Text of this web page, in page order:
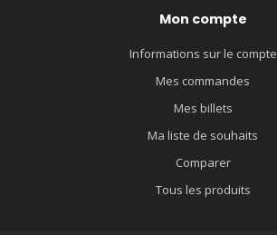
Mon compte
Informations sur le compte
Mes commandes
Mes billets
Ma liste de souhaits
Comparer
Tous les produits